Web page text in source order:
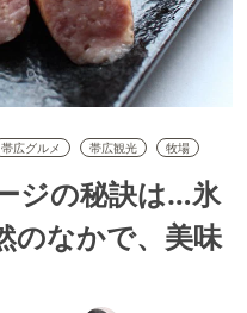
帯広グルメ 帯広観光 牧場
ジの秘訣は…氷
のなかで、美味